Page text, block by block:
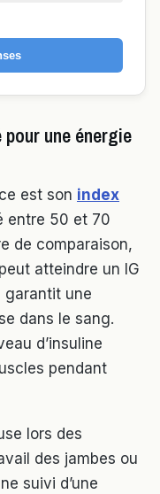
une énergie
est son index
entre 50 et 70
de comparaison,
atteindre un IG
garantit une
dans le sang.
d’insuline
pendant
lors des
des jambes ou
suivi d’une